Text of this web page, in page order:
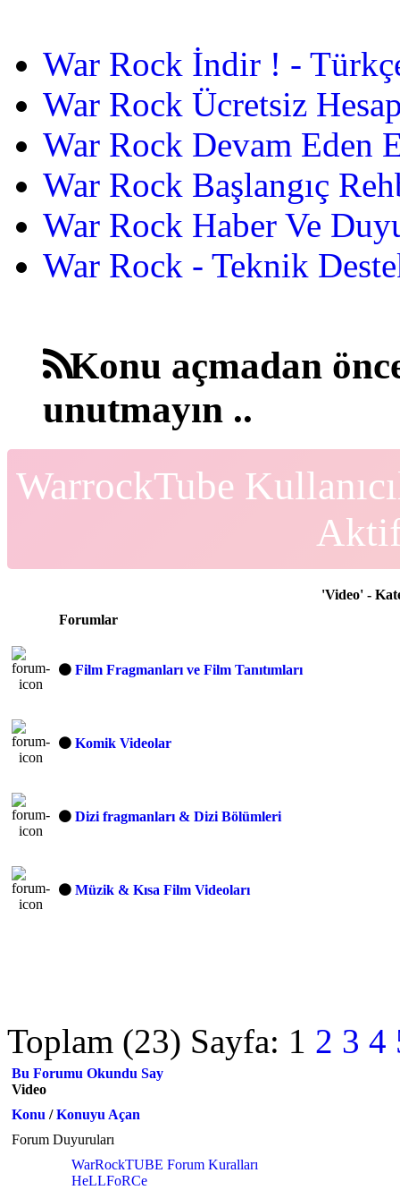
War Rock İndir ! -
War Rock Ücretsiz
War Rock Devam Eden
War Rock Başlangıç
War Rock Haber Ve
War Rock - Teknik
Konu açmadan
unutmayın ..
WarrockTube
'Video' -
Forumlar
Film Fragmanları ve Film Tanıtımları
Komik Videolar
Dizi fragmanları & Dizi Bölümleri
Müzik & Kısa Film Videoları
Toplam (23) Sayfa: 1 2 3 4
Bu Forumu Okundu Say
Video
Konu /Konuyu Açan
Forum Duyuruları
WarRockTUBE Forum Kuralları
HeLLFoRCe